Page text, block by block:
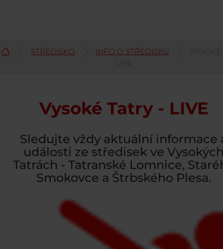
STŘEDISKO INFO O STŘEDISKU
LIVE
Vysoké Tatry - LIVE
Sledujte vždy aktuální informace
události ze středisek ve
Tatrách - Tatranské Lomnice,
Smokovce a Štrbského Plesa.